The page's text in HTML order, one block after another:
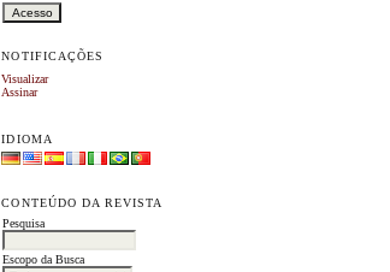
NOTIFICAÇÕES
Visualizar
Assinar
IDIOMA
CONTEÚDO DA REVISTA
Pesquisa
Escopo da Busca